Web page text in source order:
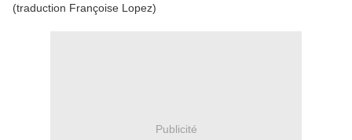
(traduction Françoise Lopez)
Publicité